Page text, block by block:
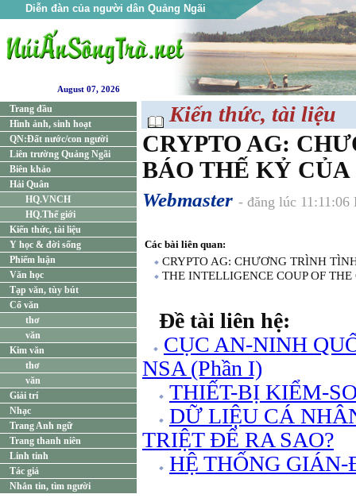
Diễn đàn của người dân Quảng Ngãi
August 07, 2026
Trang đầu
Hình ảnh, sinh hoạt
QN:Đất nước/con người
Liên trường Quảng Ngãi
Biên khảo
Hải Quân
HQ.VNCH
HQ.Thế giới
Kiến thức, tài liệu
Y học & đời sống
Phiếm luận
Văn học
Tạp văn, tùy bút
Cổ văn
thơ
văn
Kim văn
thơ
văn
Giải trí
Nhạc
Trang Anh ngữ
Trang thanh niên
Linh tinh
Tác giả
Nhắn tin, tìm người
Kiến thức, tài liệu
CRYPTO AG:
BÁO THẾ KỶ CỦA
Webmaster - đăng lúc
Các bài liên quan:
CRYPTO AG: CHƯƠNG TRÌNH
THE INTELLIGENCE COUP OF THE
Đề tài liên hệ:
CỤC AN-NINH
NSA (Phần I)
THIẾT-BỊ KIỂM-
DỮ LIỆU CÁ
TRIỆT ĐỂ RA SAO?
HỆ THỐNG